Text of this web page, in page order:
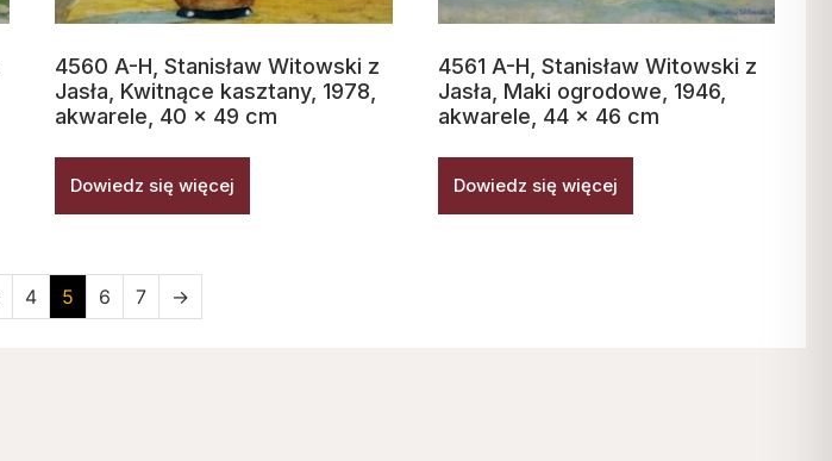
4560 A-H, Stanisław Witowski z
Jasła, Kwitnące kasztany, 1978,
akwarele, 40 x 49 cm
Dowiedz się więcej
4561 A-H, Stanisław Witowski z
Jasła, Maki ogrodowe, 1946,
akwarele, 44 x 46 cm
Dowiedz się więcej
4 5 6 7 →